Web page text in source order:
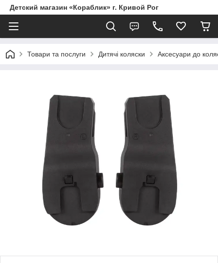
Детский магазин «Кораблик» г. Кривой Рог
Товари та послуги Дитячі коляски Аксесуари до